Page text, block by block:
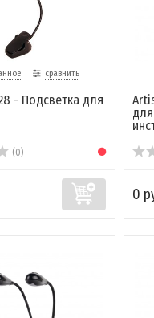
сравнить
- Подсветка для
(0)
0